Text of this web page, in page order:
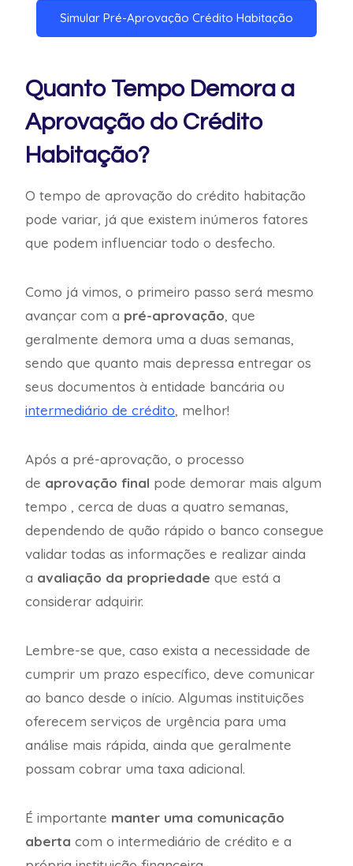
Simular Pré-Aprovação Crédito Habitação
Quanto Tempo Demora a
Aprovação do Crédito
Habitação?
O tempo de aprovação do crédito habitação
pode variar, já que existem inúmeros fatores
que podem influenciar todo o desfecho.
Como já vimos, o primeiro passo será mesmo
avançar com a pré-aprovação, que
geralmente demora uma a duas semanas,
sendo que quanto mais depressa entregar os
seus documentos à entidade bancária ou
intermediário de crédito, melhor!
Após a pré-aprovação, o processo
de aprovação final pode demorar mais algum
tempo , cerca de duas a quatro semanas,
dependendo de quão rápido o banco consegue
validar todas as informações e realizar ainda
a avaliação da propriedade que está a
considerar adquirir.
Lembre-se que, caso exista a necessidade de
cumprir um prazo específico, deve comunicar
ao banco desde o início. Algumas instituições
oferecem serviços de urgência para uma
análise mais rápida, ainda que geralmente
possam cobrar uma taxa adicional.
É importante manter uma comunicação
aberta com o intermediário de crédito e a